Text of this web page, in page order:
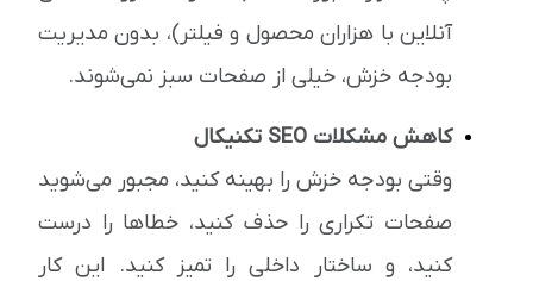
آنلاین با هزاران محصول و فیلتر)، بدون مدیریت
بودجه خزش، خیلی از صفحات سبز نمی‌شوند.
کاهش مشکلات SEO تکنیکال
وقتی بودجه خزش را بهینه کنید، مجبور می‌شوید
صفحات تکراری را حذف کنید، خطاها را درست
کنید، و ساختار داخلی را تمیز کنید. این کار